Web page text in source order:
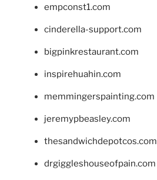
empconst1.com
cinderella-support.com
bigpinkrestaurant.com
inspirehuahin.com
memmingerspainting.com
jeremypbeasley.com
thesandwichdepotcos.com
drgiggleshouseofpain.com